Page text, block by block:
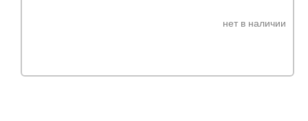
нет в наличии